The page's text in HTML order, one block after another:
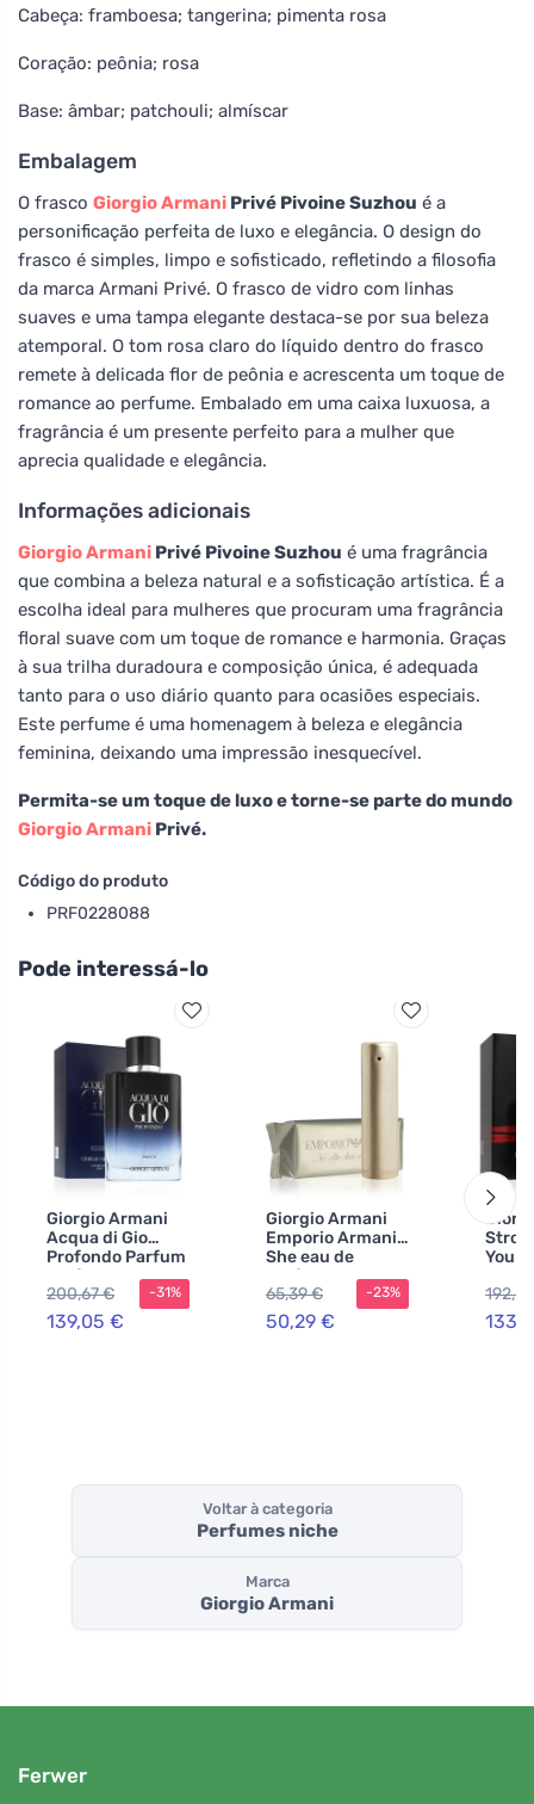
Cabeça: framboesa; tangerina; pimenta rosa
Coração: peônia; rosa
Base: âmbar; patchouli; almíscar
Embalagem
O frasco Giorgio Armani Privé Pivoine Suzhou é a
personificação perfeita de luxo e elegância. O design do
frasco é simples, limpo e sofisticado, refletindo a filosofia
da marca Armani Privé. O frasco de vidro com linhas
suaves e uma tampa elegante destaca-se por sua beleza
atemporal. O tom rosa claro do líquido dentro do frasco
remete à delicada flor de peônia e acrescenta um toque de
romance ao perfume. Embalado em uma caixa luxuosa, a
fragrância é um presente perfeito para a mulher que
aprecia qualidade e elegância.
Informações adicionais
Giorgio Armani Privé Pivoine Suzhou é uma fragrância
que combina a beleza natural e a sofisticação artística. É a
escolha ideal para mulheres que procuram uma fragrância
floral suave com um toque de romance e harmonia. Graças
à sua trilha duradoura e composição única, é adequada
tanto para o uso diário quanto para ocasiões especiais.
Este perfume é uma homenagem à beleza e elegância
feminina, deixando uma impressão inesquecível.
Permita-se um toque de luxo e torne-se parte do mundo
Giorgio Armani Privé.
Código do produto
PRF0228088
Pode interessá-lo
Giorgio Armani
Acqua di Gio
Profondo Parfum
perfume para
homens 100 ml
200,67 €
139,05 €
-31%
Giorgio Armani
Emporio Armani
She eau de
parfum para
mulheres 100 ml
65,39 €
50,29 €
-23%
You
ml
Voltar à categoria
Perfumes niche
Marca
Giorgio Armani
Ferwer